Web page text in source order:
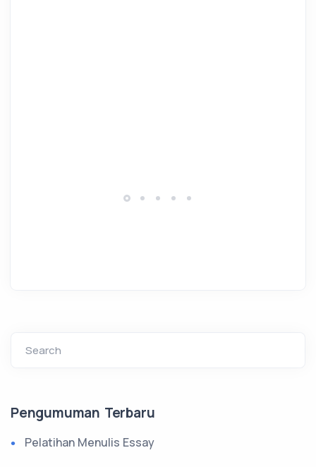
Search
Pengumuman Terbaru
Pelatihan Menulis Essay